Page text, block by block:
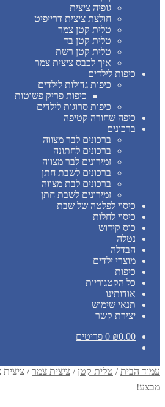
גופיה ציצית
חולצת ציצית דרייפיט
טלית קטן צמר
טלית קטן בד
טלית קטן רשת
איך לכבס ציצית צמר
כיפות לילדים
כיפות גדולות לילדים
כיפות פריק פשוטות
כיפות סרוגות לילדים
כיפה שחורה קטיפה
ברכונים
ברכונים לבר מצווה
ברכונים לחתונה
זמירונים לבר מצווה
ברכונים לשבת חתן
ברכונים לבת מצווה
זמירונים לשבת חתן
כיסוי לפלטה של שבת
כיסוי לחלות
כוס קידוש
נטלה
הבדלה
מוצרי ילדים
כיפות
כל הקטגוריות
אודותינו
תנאי שימוש
יצירת קשר
₪0.00 0 פריטים
עמוד הבית / טלית קטן/ ציצית צמר/ ציצית
מבצע!